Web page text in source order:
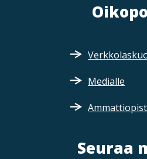
Medialle
Seuraa